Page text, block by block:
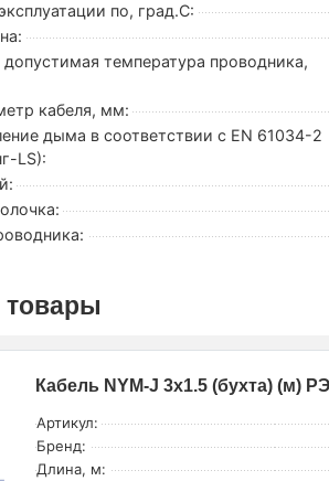
по, град.C:
температура проводника,
кабеля, мм:
дыма в соответствии с EN 61034-2
LS):
товары
Кабель NYM-J 3х1.5 (бухта) (м)
Артикул:
Бренд:
Длина, м: